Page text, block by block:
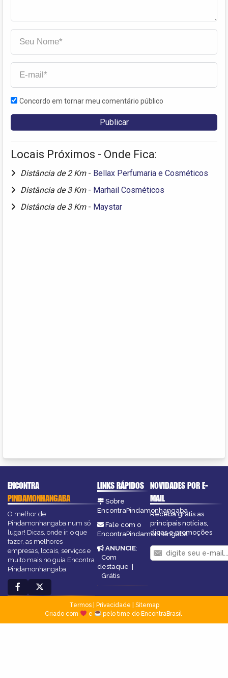
Concordo em tornar meu comentário público
Locais Próximos - Onde Fica:
Distância de 2 Km - Bellax Perfumaria e Cosméticos
Distância de 3 Km - Marhail Cosméticos
Distância de 3 Km - Maystar
ENCONTRA
PINDAMONHANGABA
O melhor de
Pindamonhangaba num só
lugar! Dicas, onde ir, o que
fazer, as melhores
empresas, locais, serviços e
muito mais no guia Encontra
Pindamonhangaba.
LINKS RÁPIDOS
Sobre
EncontraPindamonhangaba
Fale com o
EncontraPindamonhangaba
ANUNCIE:
Com
destaque |
Grátis
NOVIDADES POR E-
MAIL
Receba grátis as
principais notícias,
dicas e promoções
Termos| Privacidade
Sitemap
Criado com
e pelo time do EncontraBrasil